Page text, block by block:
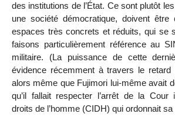
des institutions de l’État. Ce sont plutôt
une société démocratique, doivent
espaces très concrets et réduits, qui se
faisons particulièrement référence au
militaire. (La puissance de cette
évidence récemment à travers le
alors même que Fujimori lui-même avait
qu’il fallait respecter l’arrêt de la Cour
droits de l’homme (CIDH) qui ordonnait sa